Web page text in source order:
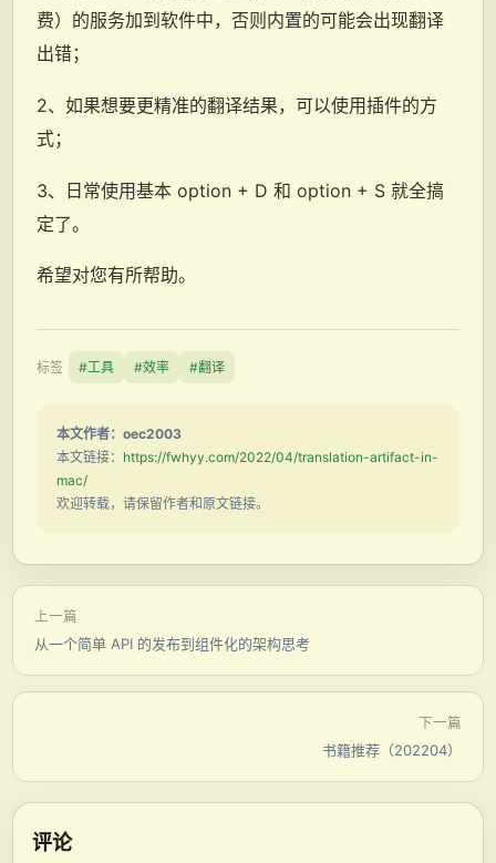
费）的服务加到软件中，否则内置的可能会出现翻译
出错；
2、如果想要更精准的翻译结果，可以使用插件的方
式；
3、日常使用基本 option + D 和 option + S 就全搞
定了。
希望对您有所帮助。
标签 #工具 #效率 #翻译
本文作者：oec2003
本文链接： https://fwhyy.com/2022/04/translation-artifact-in-
mac/
欢迎转载，请保留作者和原文链接。
上一篇
从一个简单 API 的发布到组件化的架构思考
下一篇
书籍推荐（202204）
评论